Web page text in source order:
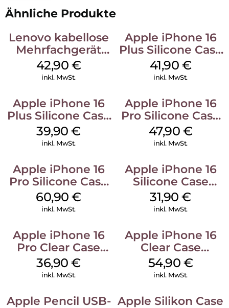
Ähnliche Produkte
Lenovo kabellose
Mehrfachgerät
Luna Grey
42,90 €
inkl. MwSt.
Apple iPhone 16
Plus Silicone Case
MagSafe Stone
Gray
41,90 €
inkl. MwSt.
Apple iPhone 16
Plus Silicone Case
MagSafe Plum
39,90€
inkl. MwSt.
Apple iPhone 16
Pro Silicone Case
MagSafe Denim
47,90 €
inkl. MwSt.
Apple iPhone 16
Pro Silicone Case
MagSafe Stone
Gray
60,90€
inkl. MwSt.
Apple iPhone 16
Silicone Case
MagSafe Fuchsia
31,90€
inkl. MwSt.
Apple iPhone 16
Pro Clear Case
MagSafe
Transparent
36,90€
inkl. MwSt.
Apple iPhone 16
Clear Case
MagSafe
Transparent
54,90 €
inkl. MwSt.
Apple Pencil USB- Apple Silikon Case